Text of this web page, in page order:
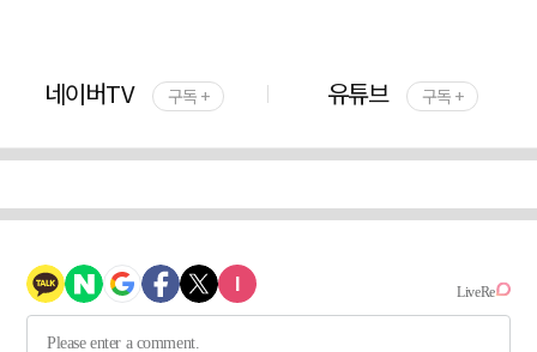
네이버TV 구독 + 유튜브 구독 +